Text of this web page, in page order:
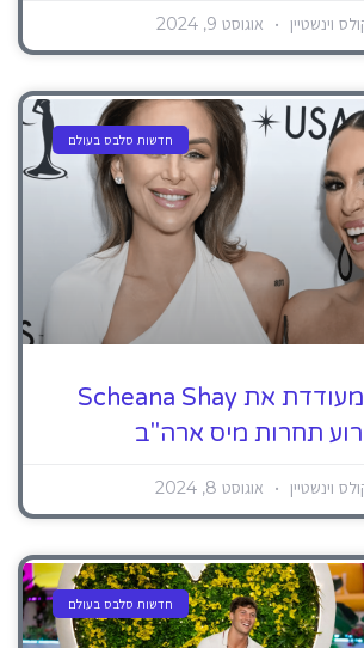
וינשטיין אוגוסט 9, 2024
חדשות סלבס בעולם
ללה קנט מעודדת את Scheana Shay
תחרות מיס ארה"ב
וינשטיין אוגוסט 8, 2024
חדשות סלבס בעולם